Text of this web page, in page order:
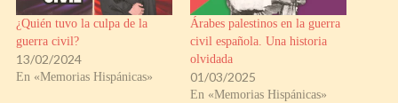
¿Quién tuvo la culpa de la
guerra civil?
13/02/2024
En «Memorias Hispánicas»
Árabes palestinos en la guerra
civil española. Una historia
olvidada
01/03/2025
En «Memorias Hispánicas»